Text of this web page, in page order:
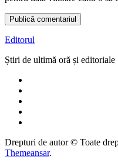
Editorul
Știri de ultimă oră și editoriale
Drepturi de autor © Toate
Themeansar.